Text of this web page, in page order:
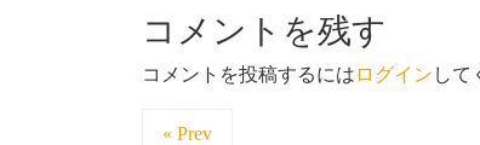
コメントを残す
コメントを投稿するには ログイン して
« Prev